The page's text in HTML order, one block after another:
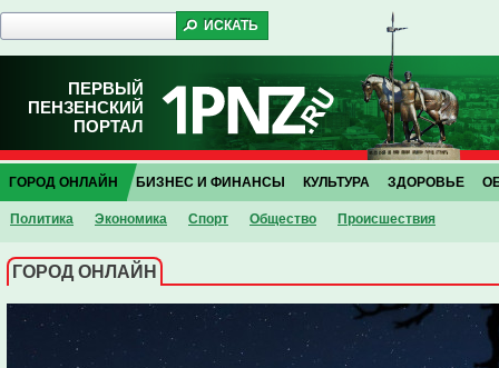
ПЕРВЫЙ
ПЕНЗЕНСКИЙ
ПОРТАЛ
ГОРОД ОНЛАЙН
Политика Экономика Спорт Общество Проиcшествия
БИЗНЕС И ФИНАНСЫ КУЛЬТУРА ЗДОРОВЬЕ
ГОРОД ОНЛАЙН